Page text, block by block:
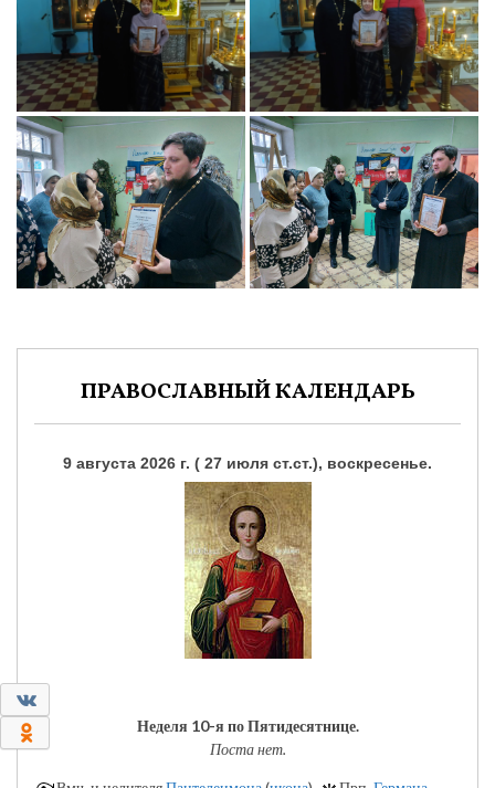
ПРАВОСЛАВНЫЙ КАЛЕНДАРЬ
9 августа 2026 г. ( 27 июля ст.ст.), воскресенье.
Неделя 10-я по Пятидесятнице.
Поста нет.